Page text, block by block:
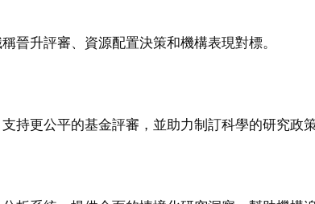
晉升評審、資源配置決策和機構表現對標。
持更公平的基金評審，並助力制訂科學的研究政策